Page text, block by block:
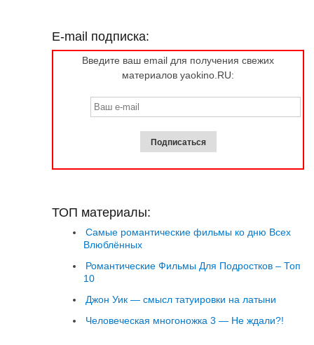
E-mail подписка:
Введите ваш email для получения свежих
материалов yaokino.RU:
ТОП материалы:
Самые романтические фильмы ко дню Всех
Влюблённых
Романтические Фильмы Для Подростков – Топ
10
Джон Уик — смысл татуировки на латыни
Человеческая многоножка 3 — Не ждали?!